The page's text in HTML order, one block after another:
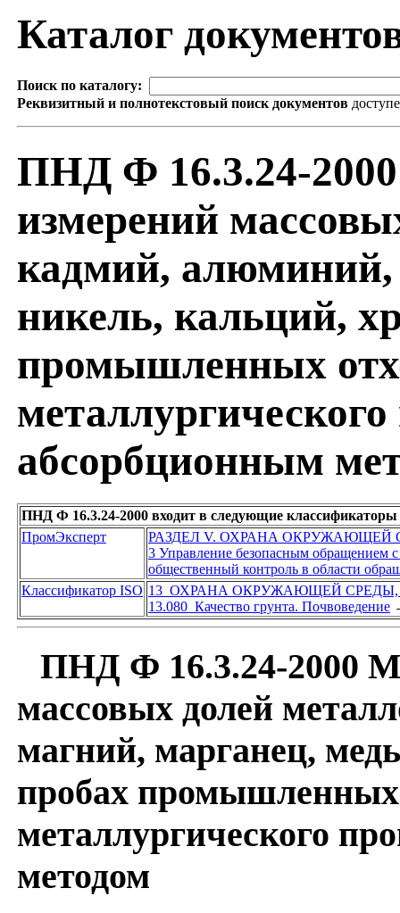
Каталог
Поиск по каталогу:
Реквизитный и полнотекстовый поиск документов
ПНД Ф 16.3.24-
измерений
кадмий, алюминий,
никель, кальций,
промышленных
абсорбционным
ПНД Ф 16.3.24-2000 входит в следующие классификаторы
ПромЭксперт
РАЗДЕЛ V. ОХРАНА ОКРУЖАЮЩЕЙ
3 Управление безопасным обращением
общественный контроль в области
Классификатор ISO 13 ОХРАНА ОКРУЖАЮЩЕЙ
13.080 Качество грунта. Почвоведение
ПНД Ф 16.3.24-2000
массовых долей
магний, марганец,
пробах
металлургического
методом